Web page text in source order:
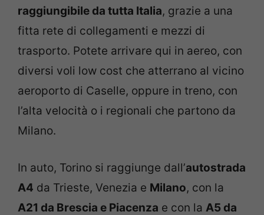
raggiungibile da tutta Italia, grazie a una
fitta rete di collegamenti e mezzi di
trasporto. Potete arrivare qui in aereo, con
diversi voli low cost che atterrano al vicino
aeroporto di Caselle, oppure in treno, con
l’alta velocità o i regionali che partono da
Milano.
In auto, Torino si raggiunge dall’autostrada
A4 da Trieste, Venezia e Milano, con la
A21 da Brescia e Piacenza e con la A5 da